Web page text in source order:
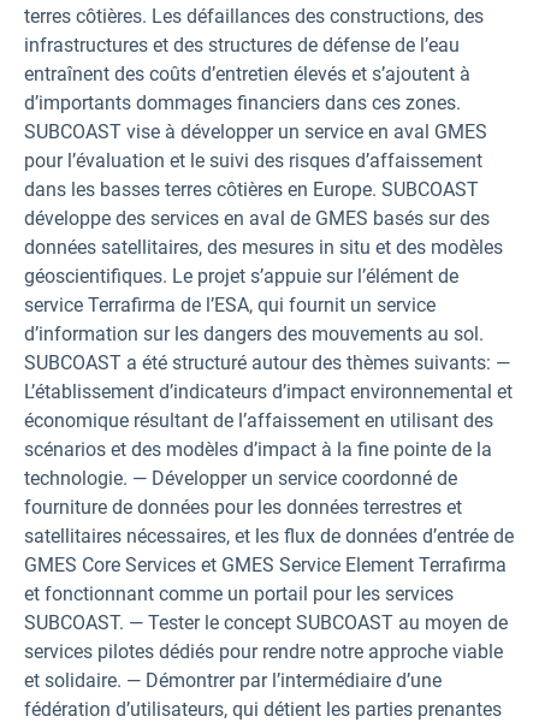
terres côtières. Les défaillances des constructions, des
infrastructures et des structures de défense de l’eau
entraînent des coûts d’entretien élevés et s’ajoutent à
d’importants dommages financiers dans ces zones.
SUBCOAST vise à développer un service en aval GMES
pour l’évaluation et le suivi des risques d’affaissement
dans les basses terres côtières en Europe. SUBCOAST
développe des services en aval de GMES basés sur des
données satellitaires, des mesures in situ et des modèles
géoscientifiques. Le projet s’appuie sur l’élément de
service Terrafirma de l’ESA, qui fournit un service
d’information sur les dangers des mouvements au sol.
SUBCOAST a été structuré autour des thèmes suivants: —
L’établissement d’indicateurs d’impact environnemental et
économique résultant de l’affaissement en utilisant des
scénarios et des modèles d’impact à la fine pointe de la
technologie. — Développer un service coordonné de
fourniture de données pour les données terrestres et
satellitaires nécessaires, et les flux de données d’entrée de
GMES Core Services et GMES Service Element Terrafirma
et fonctionnant comme un portail pour les services
SUBCOAST. — Tester le concept SUBCOAST au moyen de
services pilotes dédiés pour rendre notre approche viable
et solidaire. — Démontrer par l’intermédiaire d’une
fédération d’utilisateurs, qui détient les parties prenantes